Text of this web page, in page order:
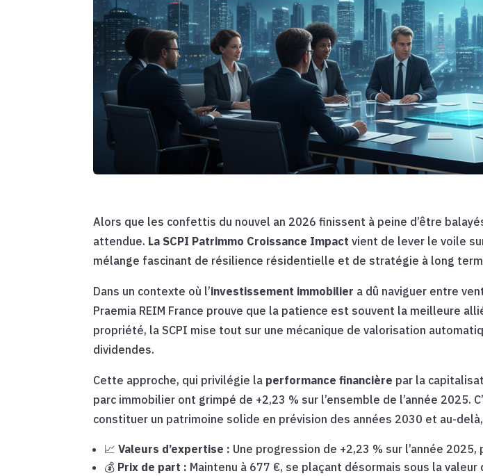
Alors que les confettis du nouvel an 2026 finissent à peine d’être
attendue. La SCPI Patrimmo Croissance Impact vient de lever le voile
mélange fascinant de résilience résidentielle et de stratégie à long
Dans un contexte où l’investissement immobilier a dû naviguer entre
Praemia REIM France prouve que la patience est souvent la meilleure
propriété, la SCPI mise tout sur une mécanique de valorisation
dividendes.
Cette approche, qui privilégie la performance financière par la
parc immobilier ont grimpé de +2,23 % sur l’ensemble de l’année 2025.
constituer un patrimoine solide en prévision des années 2030 et au-
📈Valeurs d’expertise : Une progression de +2,23 % sur l’année
💰 Prix de part : Maintenu à 677 €, se plaçant désormais sous la